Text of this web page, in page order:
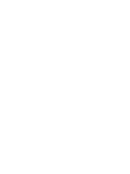
saranno installati sul
in ogni momento le sue
in basso a sinistra
sito. Per maggior
suoi dati visiti la nostra